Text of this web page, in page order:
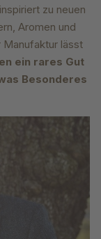
zu neuen
Aromen und
Manufaktur lässt
ein rares Gut
Besonderes